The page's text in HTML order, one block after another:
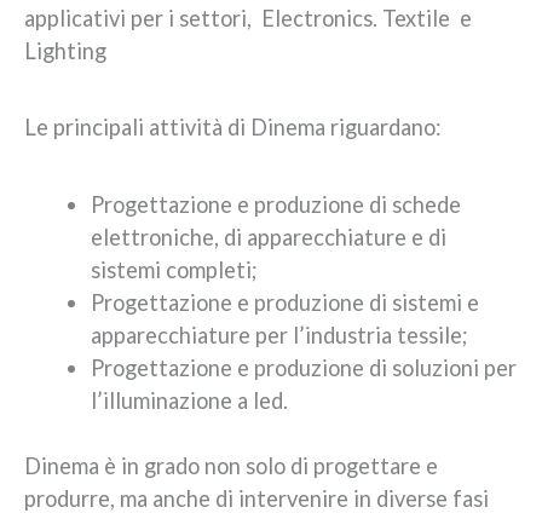
applicativi per i settori, Electronics. Textile e
Lighting
Le principali attività di Dinema riguardano:
Progettazione e produzione di schede
elettroniche, di apparecchiature e di
sistemi completi;
Progettazione e produzione di sistemi e
apparecchiature per l’industria tessile;
Progettazione e produzione di soluzioni per
l’illuminazione a led.
Dinema è in grado non solo di progettare e
produrre, ma anche di intervenire in diverse fasi